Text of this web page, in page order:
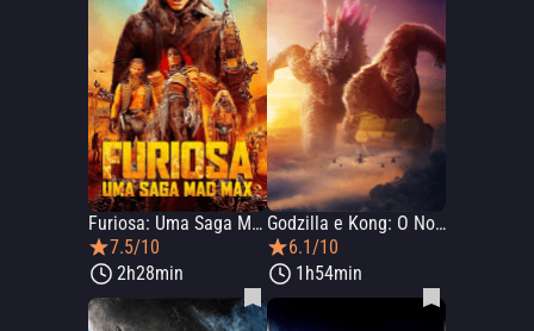
Furiosa: Uma Saga Mad Max
7.5/10
2h28min
Godzilla e Kong: O Novo Império
6.1/10
1h54min